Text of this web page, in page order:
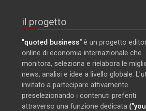
il progetto
"quoted business" è un progetto
online di economia internazionale che
monitora, seleziona e rielabora le
news, analisi e idee a livello globale.
invitato a partecipare attivamente
preselezionando i contenuti preferiti
attraverso una funzione dedicata